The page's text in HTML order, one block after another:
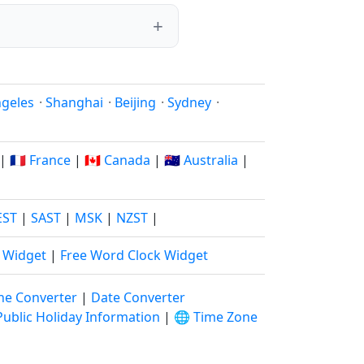
· Shanghai · Beijing · Sydney ·
🇫🇷 France | 🇨🇦 Canada | 🇦🇺 Australia |
| SAST | MSK | NZST |
Widget | Free Word Clock Widget
Converter | Date Converter
Holiday Information | 🌐 Time Zone